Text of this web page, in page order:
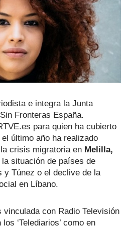
e integra la Junta
Fronteras España.
para quien ha cubierto
último año ha realizado
crisis migratoria en Melilla,
la situación de países de
y Túnez o el declive de la
en Líbano.
con Radio Televisión